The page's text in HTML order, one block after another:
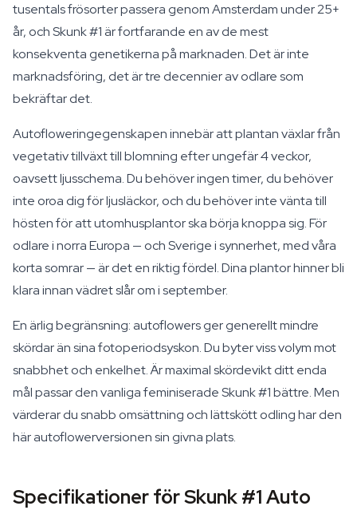
tusentals frösorter passera genom Amsterdam under 25+
år, och Skunk #1 är fortfarande en av de mest
konsekventa genetikerna på marknaden. Det är inte
marknadsföring, det är tre decennier av odlare som
bekräftar det.
Autofloweringegenskapen innebär att plantan växlar från
vegetativ tillväxt till blomning efter ungefär 4 veckor,
oavsett ljusschema. Du behöver ingen timer, du behöver
inte oroa dig för ljusläckor, och du behöver inte vänta till
hösten för att utomhusplantor ska börja knoppa sig. För
odlare i norra Europa — och Sverige i synnerhet, med våra
korta somrar — är det en riktig fördel. Dina plantor hinner bli
klara innan vädret slår om i september.
En ärlig begränsning: autoflowers ger generellt mindre
skördar än sina fotoperiodsyskon. Du byter viss volym mot
snabbhet och enkelhet. Är maximal skördevikt ditt enda
mål passar den vanliga feminiserade Skunk #1 bättre. Men
värderar du snabb omsättning och lättskött odling har den
här autoflowerversionen sin givna plats.
Specifikationer för Skunk #1 Auto